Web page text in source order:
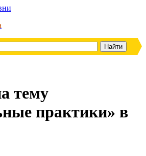
тему
практики» в